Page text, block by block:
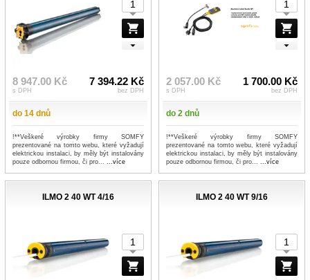
8 947.00 Kč
s DPH
7 394.22 Kč
bez DPH
do 14 dnů
!**Veškeré výrobky firmy SOMFY
prezentované na tomto webu, které vyžadují
elektrickou instalaci, by měly být instalovány
pouze odbornou firmou, či pro... ...více
2 057.00 Kč
s DPH
1 700.00 Kč
bez DPH
do 2 dnů
!**Veškeré výrobky firmy SOMFY
prezentované na tomto webu, které vyžadují
elektrickou instalaci, by měly být instalovány
pouze odbornou firmou, či pro... ...více
ILMO 2 40 WT 4/16 ILMO 2 40 WT 9/16